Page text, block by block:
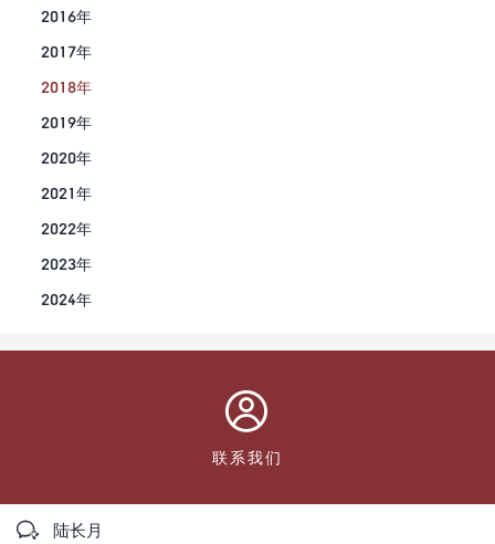
2016年
2017年
2018年
2019年
2020年
2021年
2022年
2023年
2024年

联系我们

陆长月